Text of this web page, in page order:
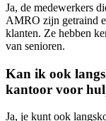
Ja, de medewerkers
AMRO zijn getraind
klanten. Ze hebben
van senioren.
Kan ik ook
kantoor voor
Ja, je kunt ook